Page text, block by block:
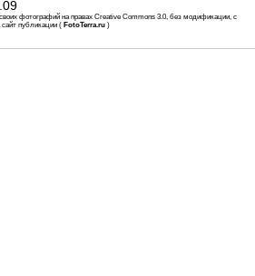
фотографий на правах Creative Commons 3.0, без модификации, с
публикации ( FotoTerra.ru )